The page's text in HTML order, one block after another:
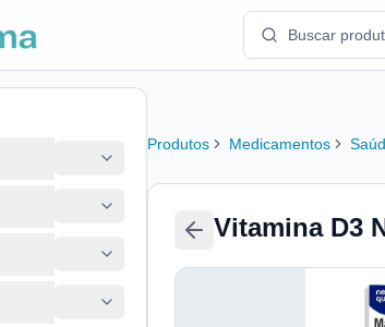
Produtos Medicamentos
Vitamina D3